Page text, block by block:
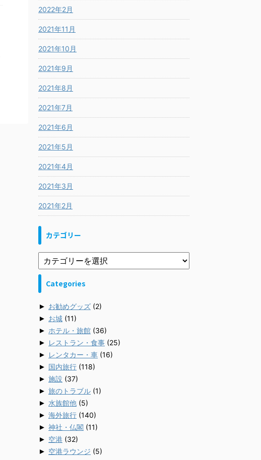
2022年2月
2021年11月
2021年10月
2021年9月
2021年8月
2021年7月
2021年6月
2021年5月
2021年4月
2021年3月
2021年2月
カテゴリー
Categories
► お勧めグッズ (2)
► お城 (11)
► ホテル・旅館 (36)
► レストラン・食事 (25)
► レンタカー・車 (16)
► 国内旅行 (118)
► 施設 (37)
► 旅のトラブル (1)
► 水族館他 (5)
► 海外旅行 (140)
► 神社・仏閣 (11)
► 空港 (32)
► 空港ラウンジ (5)